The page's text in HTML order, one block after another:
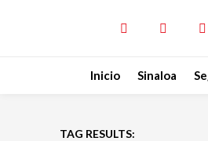
Inicio Sinaloa
TAG RESULTS: